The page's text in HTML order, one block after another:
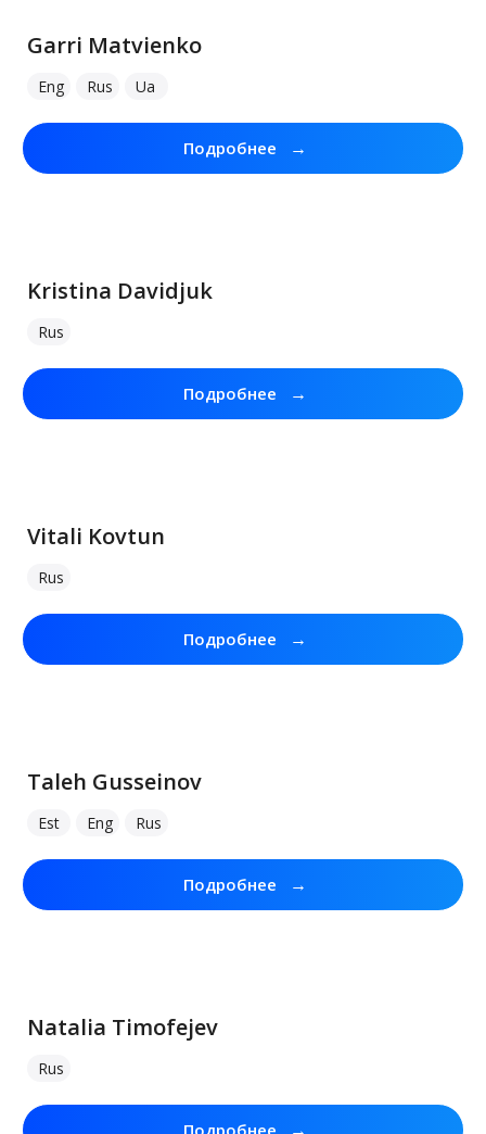
Garri Matvienko
Eng Rus Ua
Подробнее →
Kristina Davidjuk
Rus
Подробнее →
Vitali Kovtun
Rus
Подробнее →
Taleh Gusseinov
Est Eng Rus
Подробнее →
Natalia Timofejev
Rus
Подробнее